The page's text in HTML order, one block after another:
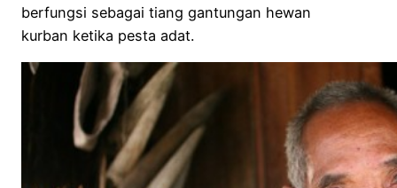
berfungsi sebagai tiang gantungan hewan
kurban ketika pesta adat.